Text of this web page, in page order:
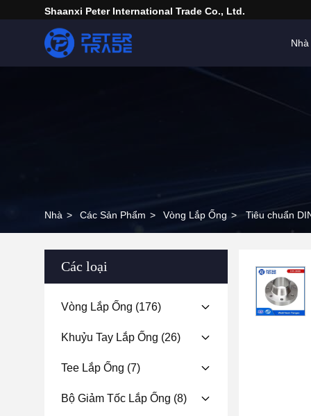
Shaanxi Peter International Trade Co., Ltd.
Nhà
Nhà > Các Sản Phẩm > Vòng Lắp Ống > Tiêu chuẩn
Các loại
Vòng Lắp Ống (176)
Khuỷu Tay Lắp Ống (26)
Tee Lắp Ống (7)
Bộ Giảm Tốc Lắp Ống (8)